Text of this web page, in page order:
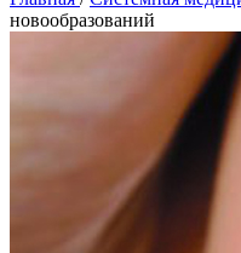
новообразований